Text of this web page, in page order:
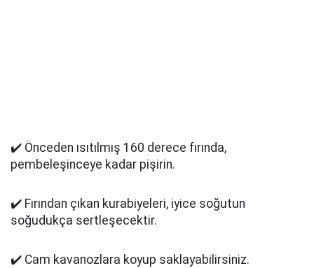
✔️ Önceden ısıtılmış 160 derece fırında,
pembeleşinceye kadar pişirin.
✔️ Fırından çıkan kurabiyeleri, iyice soğutun
soğudukça sertleşecektir.
✔️ Cam kavanozlara koyup saklayabilirsiniz.